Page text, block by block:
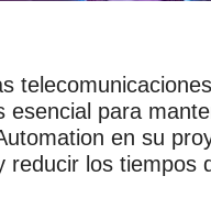
para
en su
reducir los tiempos